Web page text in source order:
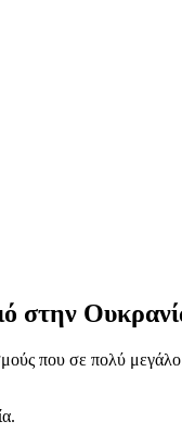
στην
που σε πολύ